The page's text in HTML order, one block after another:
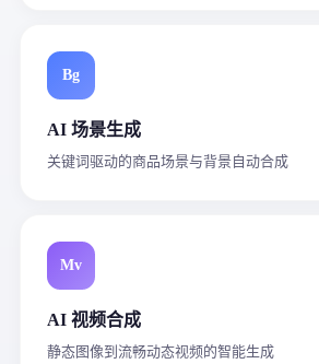
Bg
AI 场景生成
关键词驱动的商品场景与背景自动合成
Mv
AI 视频合成
静态图像到流畅动态视频的智能生成